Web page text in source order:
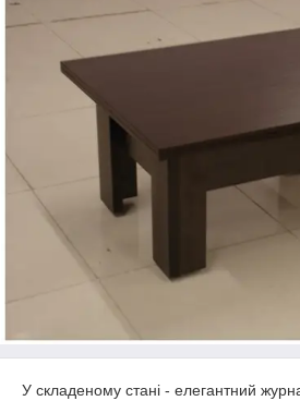
У складеному стані - елегантний